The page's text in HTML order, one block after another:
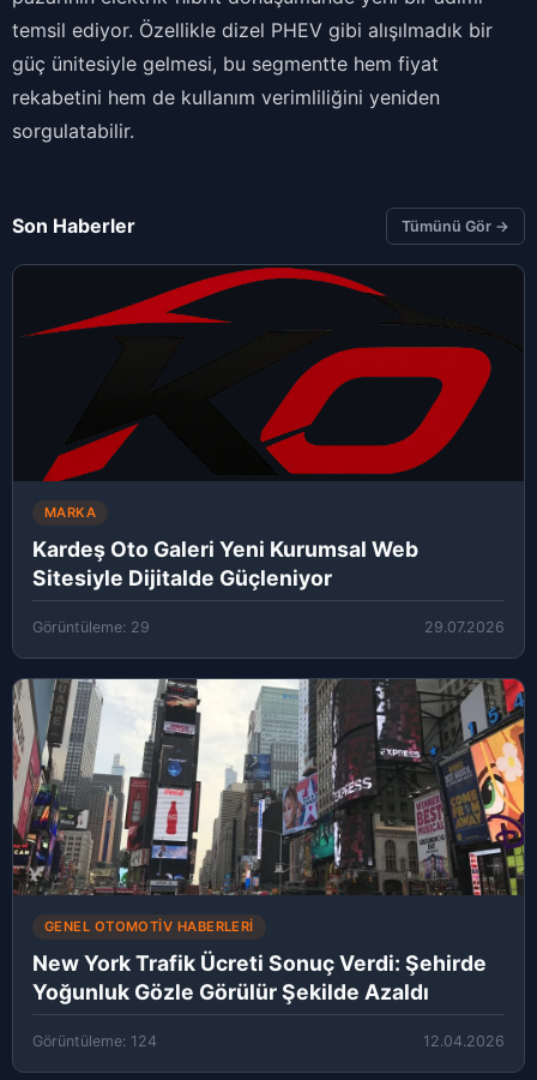
temsil ediyor. Özellikle dizel PHEV gibi alışılmadık bir
güç ünitesiyle gelmesi, bu segmentte hem fiyat
rekabetini hem de kullanım verimliliğini yeniden
sorgulatabilir.
Son Haberler Tümünü Gör →
MARKA
Kardeş Oto Galeri Yeni Kurumsal Web
Sitesiyle Dijitalde Güçleniyor
Görüntüleme: 29 29.07.2026
GENEL OTOMOTIV HABERLERI
New York Trafik Ücreti Sonuç Verdi: Şehirde
Yoğunluk Gözle Görülür Şekilde Azaldı
Görüntüleme: 124 12.04.2026